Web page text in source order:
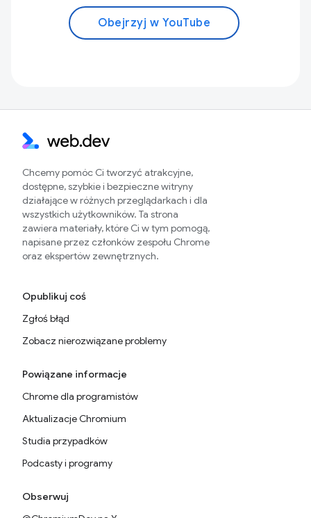
Obejrzyj w YouTube
Chcemy pomóc Ci tworzyć atrakcyjne,
dostępne, szybkie i bezpieczne witryny
działające w różnych przeglądarkach i dla
wszystkich użytkowników. Ta strona
zawiera materiały, które Ci w tym pomogą,
napisane przez członków zespołu Chrome
oraz ekspertów zewnętrznych.
Opublikuj coś
Zgłoś błąd
Zobacz nierozwiązane problemy
Powiązane informacje
Chrome dla programistów
Aktualizacje Chromium
Studia przypadków
Podcasty i programy
Obserwuj